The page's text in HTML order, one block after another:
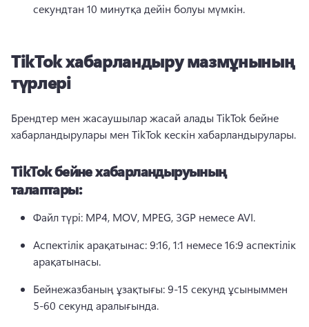
секундтан 10 минутқа дейін болуы мүмкін.
TikTok хабарландыру мазмұнының
түрлері
Брендтер мен жасаушылар жасай алады TikTok бейне
хабарландырулары мен TikTok
TikTok бейне хабарландыруының
талаптары:
Файл түрі: MP4, MOV, MPEG, 3GP немесе AVI.
Аспектілік арақатынас: 9:16, 1:1 немесе 16:9 аспектілік
арақатынасы.
Бейнежазбаның ұзақтығы: 9-15 секунд ұсыныммен
5-60 секунд аралығында.